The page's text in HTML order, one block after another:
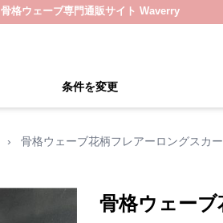
骨格ウェーブ専門通販サイト Waverry
条件を変更
› 骨格ウェーブ花柄フレアーロングスカー
骨格ウェー